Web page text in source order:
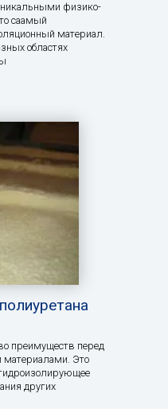
физико-
саамый
материал.
областях
преимуществ перед
материалами. Это
других